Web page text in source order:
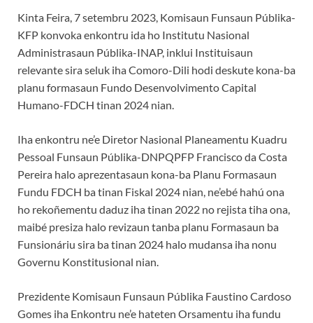
Kinta Feira, 7 setembru 2023, Komisaun Funsaun Públika-
KFP konvoka enkontru ida ho Institutu Nasional
Administrasaun Públika-INAP, inklui Instituisaun
relevante sira seluk iha Comoro-Dili hodi deskute kona-ba
planu formasaun Fundo Desenvolvimento Capital
Humano-FDCH tinan 2024 nian.
Iha enkontru ne’e Diretor Nasional Planeamentu Kuadru
Pessoal Funsaun Públika-DNPQPFP Francisco da Costa
Pereira halo aprezentasaun kona-ba Planu Formasaun
Fundu FDCH ba tinan Fiskal 2024 nian, ne’ebé hahú ona
ho rekoñementu daduz iha tinan 2022 no rejista tiha ona,
maibé presiza halo revizaun tanba planu Formasaun ba
Funsionáriu sira ba tinan 2024 halo mudansa iha nonu
Governu Konstitusional nian.
Prezidente Komisaun Funsaun Públika Faustino Cardoso
Gomes iha Enkontru ne’e hateten Orsamentu iha fundu